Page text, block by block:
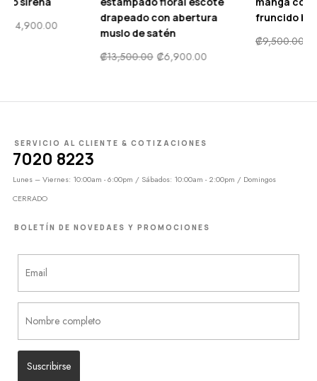
drapeado con abertura
muslo de satén
6,900.00
fruncido bajo con fruncido
4,900.00
SERVICIO AL CLIENTE & COTIZACIONES
7020 8223
Lunes – Viernes: 10:00am - 6:00pm / Sábados: 10:00am - 2:00pm / Domingos
CERRADO
BOLETÍN DE NOVEDAES Y PROMOCIONES